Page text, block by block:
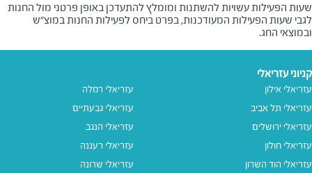
שעות הפעילות עשויות להשתנות ומומלץ להתעדכן באופן פרטני מול החנות
לגבי שעות הפעילות המעודכנות, בפרט ביחס לפעילות החנות במוצ"ש
ובמוצאי החג.
קניוני עזריאלי
עזריאלי אילון
עזריאלי תל אביב
עזריאלי ירושלים
עזריאלי חולון
עזריאלי הוד השרון
עזריאלי רמלה
עזריאלי גבעתיים
עזריאלי הנגב
עזריאלי רעננה
עזריאלי שרונה